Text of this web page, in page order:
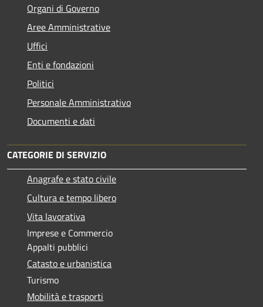
Organi di Governo
Aree Amministrative
Uffici
Enti e fondazioni
Politici
Personale Amministrativo
Documenti e dati
CATEGORIE DI SERVIZIO
Anagrafe e stato civile
Cultura e tempo libero
Vita lavorativa
Imprese e Commercio
Appalti pubblici
Catasto e urbanistica
Turismo
Mobilità e trasporti